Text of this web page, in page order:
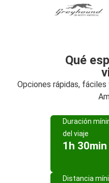
Qué
Opciones rápidas,
Duración
del viaje
1h 30min
Distancia